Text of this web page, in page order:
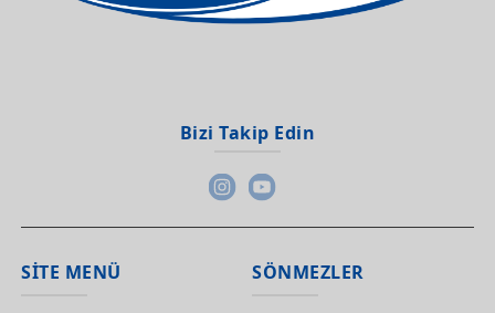
Bizi Takip Edin
SİTE MENÜ SÖNMEZLER